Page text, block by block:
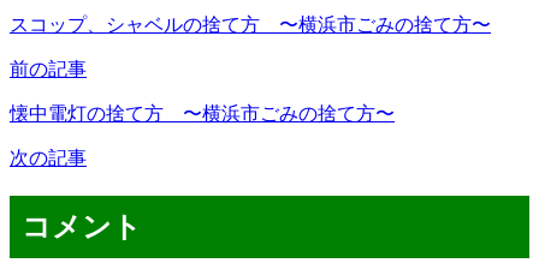
スコップ、シャベルの捨て方 〜横浜市ごみの捨て方〜
前の記事
懐中電灯の捨て方 〜横浜市ごみの捨て方〜
次の記事
コメント